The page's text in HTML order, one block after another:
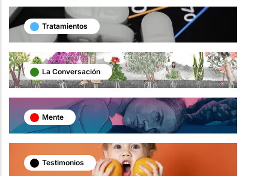
Tratamientos
La Conversación
Mente
Testimonios